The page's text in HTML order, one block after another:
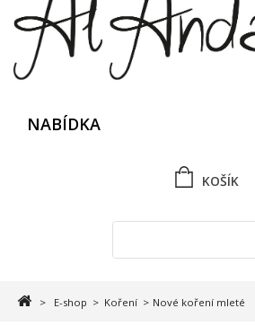
NABÍDKA
KOŠÍK
> E-shop > Koření > Nové koření mleté